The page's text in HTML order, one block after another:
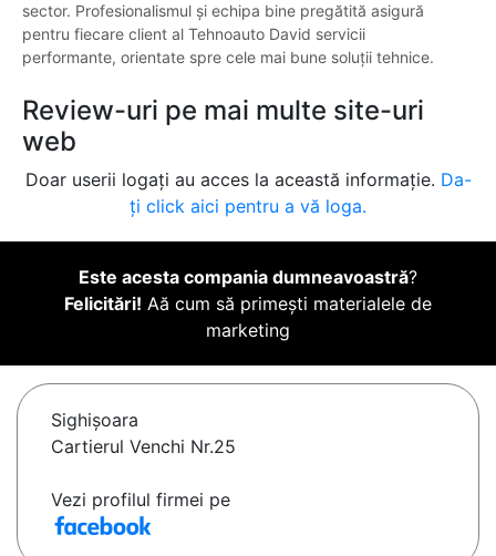
sector. Profesionalismul și echipa bine pregătită asigură
pentru fiecare client al Tehnoauto David servicii
performante, orientate spre cele mai bune soluții tehnice.
Review-uri pe mai multe site-uri
web
Doar userii logați au acces la această informație. Da-
ți click aici pentru a vă loga.
Este acesta compania dumneavoastră?
Felicitări! Aă cum să primești materialele de
marketing
Sighişoara
Cartierul Venchi Nr.25
Vezi profilul firmei pe